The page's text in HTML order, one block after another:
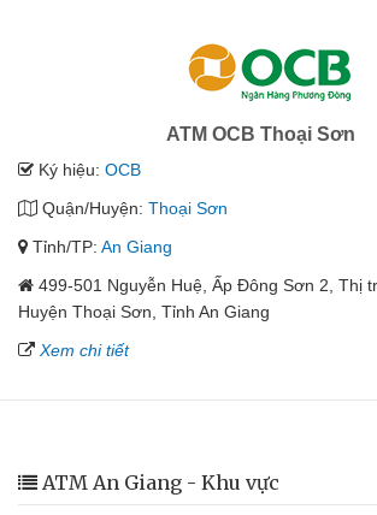
ATM OCB Thoại Sơn
Ký hiệu: OCB
Quận/Huyện: Thoại Sơn
Tỉnh/TP: An Giang
499-501 Nguyễn Huệ, Ấp Đông Sơn 2, Thị
Huyện Thoại Sơn, Tỉnh An Giang
Xem chi tiết
ATM An Giang - Khu vực